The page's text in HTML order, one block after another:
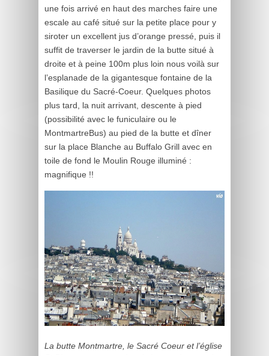
une fois arrivé en haut des marches faire une
escale au café situé sur la petite place pour y
siroter un excellent jus d’orange pressé, puis il
suffit de traverser le jardin de la butte situé à
droite et à peine 100m plus loin nous voilà sur
l’esplanade de la gigantesque fontaine de la
Basilique du Sacré-Coeur. Quelques photos
plus tard, la nuit arrivant, descente à pied
(possibilité avec le funiculaire ou le
MontmartreBus) au pied de la butte et dîner
sur la place Blanche au Buffalo Grill avec en
toile de fond le Moulin Rouge illuminé :
magnifique !!
La butte Montmartre, le Sacré Coeur et l’église